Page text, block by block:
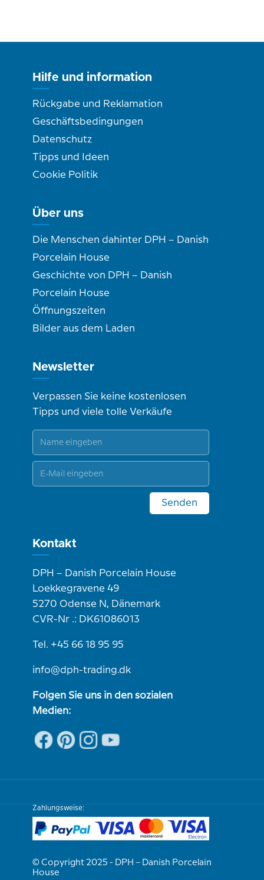
Hilfe und information
Rückgabe und Reklamation
Geschäftsbedingungen
Datenschutz
Tipps und Ideen
Cookie Politik
Über uns
Die Menschen dahinter DPH – Danish
Porcelain House
Geschichte von DPH – Danish
Porcelain House
Öffnungszeiten
Bilder aus dem Laden
Newsletter
Verpassen Sie keine kostenlosen
Tipps und viele tolle Verkäufe
Senden
Kontakt
DPH – Danish Porcelain House
Loekkegravene 49
5270 Odense N, Dänemark
CVR-Nr .: DK61086013
Tel. +45 66 18 95 95
info@dph-trading.dk
Folgen Sie uns in den sozialen
Medien:
Zahlungsweise:
© Copyright 2025 - DPH – Danish Porcelain
House